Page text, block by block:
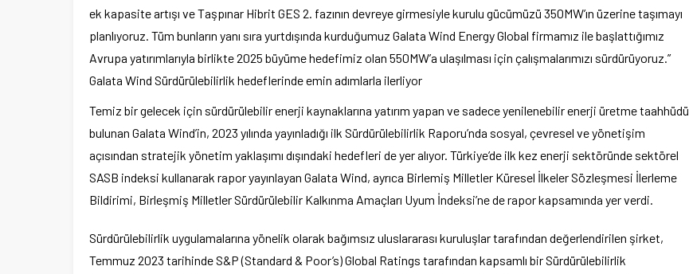
ek kapasite artışı ve Taşpınar Hibrit GES 2. fazının devreye girmesiyle kurulu gücümüzü 350MW’ın üzerine taşımayı
planlıyoruz. Tüm bunların yanı sıra yurtdışında kurduğumuz Galata Wind Energy Global firmamız ile başlattığımız
Avrupa yatırımlarıyla birlikte 2025 büyüme hedefimiz olan 550MW’a ulaşılması için çalışmalarımızı sürdürüyoruz.”
Galata Wind Sürdürülebilirlik hedeflerinde emin adımlarla ilerliyor
Temiz bir gelecek için sürdürülebilir enerji kaynaklarına yatırım yapan ve sadece yenilenebilir enerji üretme taahhüdü
bulunan Galata Wind’in, 2023 yılında yayınladığı ilk Sürdürülebilirlik Raporu’nda sosyal, çevresel ve yönetişim
açısından stratejik yönetim yaklaşımı dışındaki hedefleri de yer alıyor. Türkiye’de ilk kez enerji sektöründe sektörel
SASB indeksi kullanarak rapor yayınlayan Galata Wind, ayrıca Birlemiş Milletler Küresel İlkeler Sözleşmesi İlerleme
Bildirimi, Birleşmiş Milletler Sürdürülebilir Kalkınma Amaçları Uyum İndeksi’ne de rapor kapsamında yer verdi.
Sürdürülebilirlik uygulamalarına yönelik olarak bağımsız uluslararası kuruluşlar tarafından değerlendirilen şirket,
Temmuz 2023 tarihinde S&P (Standard & Poor’s) Global Ratings tarafından kapsamlı bir Sürdürülebilirlik